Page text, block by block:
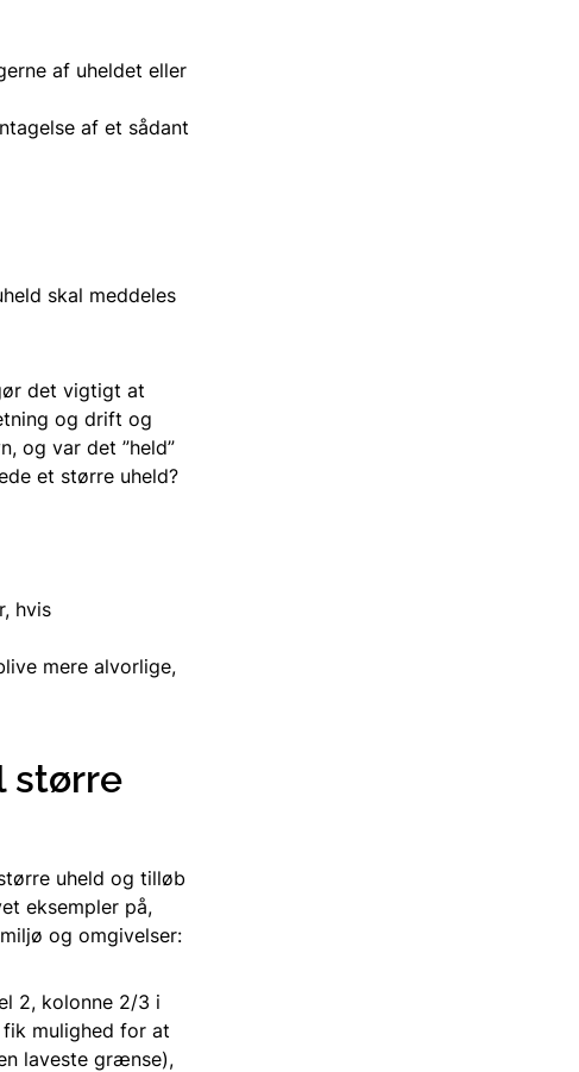
af uheldet eller
af et sådant
skal meddeles
det vigtigt at
og drift og
og var det ”held”
et større uheld?
hvis
mere alvorlige,
større
uheld og tilløb
eksempler på,
og omgivelser:
2, kolonne 2/3 i
mulighed for at
laveste grænse),